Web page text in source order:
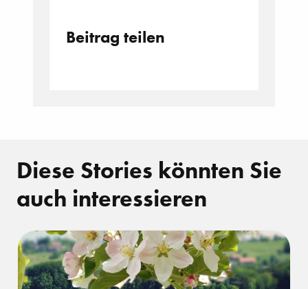
Beitrag teilen
Diese Stories könnten Sie
auch interessieren